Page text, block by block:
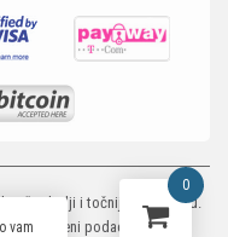
što bolji i točniji opis i sliku.
navedeni podaci i slike u
0
vam